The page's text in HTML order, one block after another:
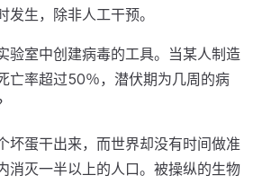
发生，除非人工干预。
验室中创建病毒的工具。当某人制造
亡率超过50％，潜伏期为几周的病
坏蛋干出来，而世界却没有时间做准
消灭一半以上的人口。被操纵的生物